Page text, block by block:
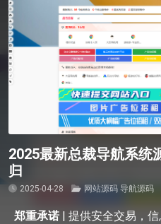
2025最新总裁导航系统
归
2025-04-28 网站源码 导航源码
郑重承诺 | 提供安全交易，